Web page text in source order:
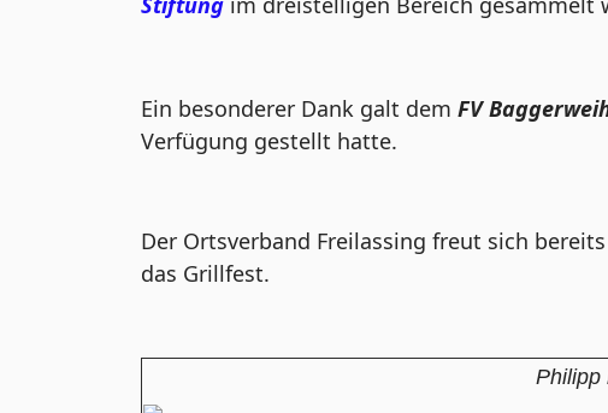
Ein besonderer Dank galt dem FV
Verfügung gestellt hatte.
Der Ortsverband Freilassing freut sich
das Grillfest.
Philipp